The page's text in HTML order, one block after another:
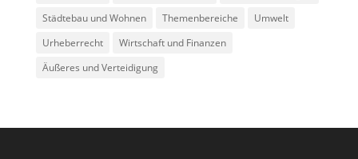
Städtebau und Wohnen
Themenbereiche
Umwelt
Urheberrecht
Wirtschaft und Finanzen
Äußeres und Verteidigung